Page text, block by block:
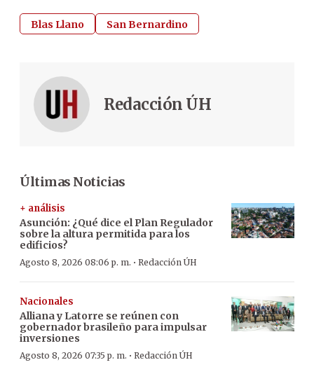
Blas Llano San Bernardino
Redacción ÚH
Últimas Noticias
+ análisis
Asunción: ¿Qué dice el Plan Regulador
sobre la altura permitida para los
edificios?
Agosto 8, 2026 08:06 p. m. · Redacción ÚH
Nacionales
Alliana y Latorre se reúnen con
gobernador brasileño para impulsar
inversiones
Agosto 8, 2026 07:35 p. m. · Redacción ÚH